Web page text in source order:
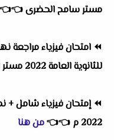
مستر سامح الحضرى👈
👈
⏪ امتحان فيزياء مراجعة
للثانوية العامة 2022 مستر اسلام صبرى
⏪إمتحان فيزياء شامل +
2022 م
👈
👈من هنا